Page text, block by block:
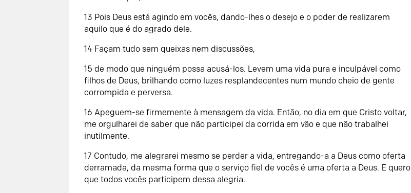
13 Pois Deus está agindo em vocês, dando-lhes o desejo e o poder de realizarem
aquilo que é do agrado dele.
14 Façam tudo sem queixas nem discussões,
15 de modo que ninguém possa acusá-los. Levem uma vida pura e inculpável como
filhos de Deus, brilhando como luzes resplandecentes num mundo cheio de gente
corrompida e perversa.
16 Apeguem-se firmemente à mensagem da vida. Então, no dia em que Cristo voltar,
me orgulharei de saber que não participei da corrida em vão e que não trabalhei
inutilmente.
17 Contudo, me alegrarei mesmo se perder a vida, entregando-a a Deus como oferta
derramada, da mesma forma que o serviço fiel de vocês é uma oferta a Deus. E quero
que todos vocês participem dessa alegria.